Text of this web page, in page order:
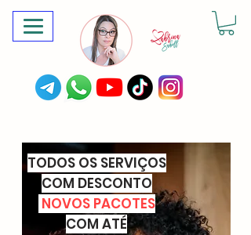
TODOS OS SERVIÇOS
COM DESCONTO
NOVOS PACOTES
COM ATÉ